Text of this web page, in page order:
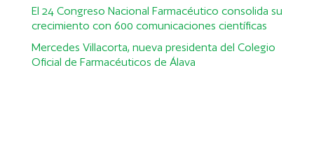
El 24 Congreso Nacional Farmacéutico consolida su
crecimiento con 600 comunicaciones científicas
Mercedes Villacorta, nueva presidenta del Colegio
Oficial de Farmacéuticos de Álava